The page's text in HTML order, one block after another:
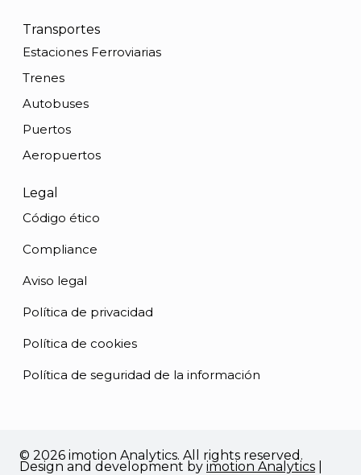
Transportes
Estaciones Ferroviarias
Trenes
Autobuses
Puertos
Aeropuertos
Legal
Código ético
Compliance
Aviso legal
Política de privacidad
Política de cookies
Política de seguridad de la información
© 2026 imotion Analytics. All rights reserved.
Design and development by imotion Analytics